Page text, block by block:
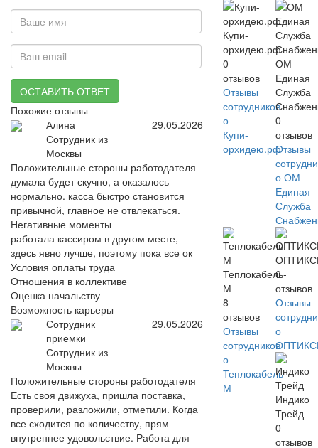
ОСТАВИТЬ ОТВЕТ
Похожие отзывы
Алина
Сотрудник из
Москвы
29.05.2026
Положительные стороны работодателя
думала будет скучно, а оказалось
нормально. касса быстро становится
привычной, главное не отвлекаться.
Негативные моменты
работала кассиром в другом месте,
здесь явно лучше, поэтому пока все ок
Условия оплаты труда
Отношения в коллективе
Оценка начальству
Возможность карьеры
Сотрудник
приемки
Сотрудник из
Москвы
29.05.2026
Положительные стороны работодателя
Есть своя движуха, пришла поставка,
проверили, разложили, отметили. Когда
все сходится по количеству, прям
внутреннее удовольствие. Работа для
Купи-
орхидею.рф
0
отзывов
Отзывы
сотрудников
о
Купи-
орхидею.рф
ОМ
Единая
Служба
0
отзывов
Отзывы
о ОМ
Единая
Служба
Теплокабель-
М
8
отзывов
Отзывы
сотрудников
о
Теплокабель-
М
0
отзывов
Отзывы
о
Индико
Трейд
0
отзывов